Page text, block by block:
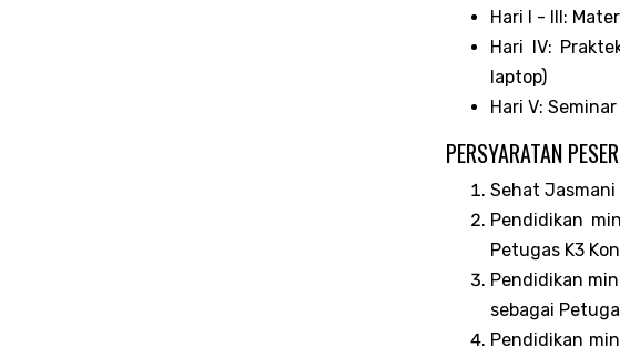
Hari I - III:
Hari IV:
laptop)
Hari V:
PERSYARATAN
Sehat Jasmani
Pendidikan
Petugas K3
Pendidikan
sebagai
Pendidikan